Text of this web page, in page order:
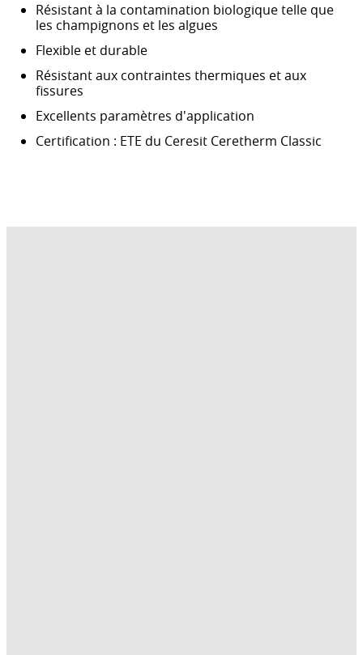
Résistant à la contamination biologique telle que
les champignons et les algues
Flexible et durable
Résistant aux contraintes thermiques et aux
fissures
Excellents paramètres d'application
Certification : ETE du Ceresit Ceretherm Classic